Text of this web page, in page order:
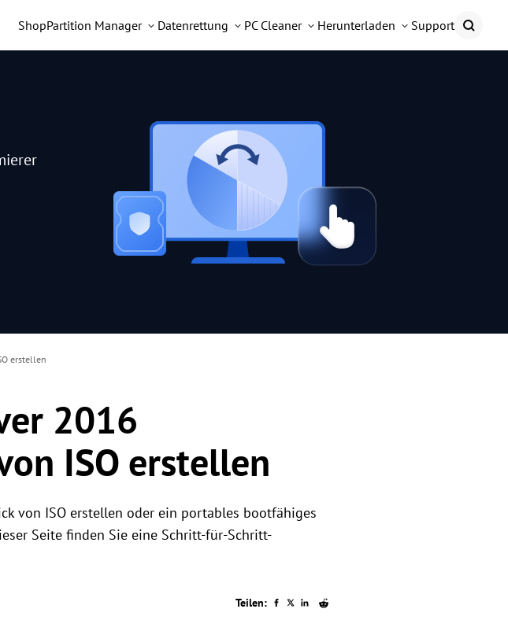
ShopPartition Manager Datenrettung PC Cleaner Herunterladen Support
erstellen
2016
ISO erstellen
von ISO erstellen oder ein portables bootfähiges
Seite finden Sie eine Schritt-für-Schritt-
Teilen: